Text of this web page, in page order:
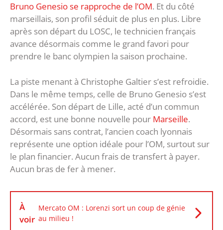
Bruno Genesio se rapproche de l’OM. Et du côté
marseillais, son profil séduit de plus en plus. Libre
après son départ du LOSC, le technicien français
avance désormais comme le grand favori pour
prendre le banc olympien la saison prochaine.
La piste menant à Christophe Galtier s’est refroidie.
Dans le même temps, celle de Bruno Genesio s’est
accélérée. Son départ de Lille, acté d’un commun
accord, est une bonne nouvelle pour Marseille.
Désormais sans contrat, l’ancien coach lyonnais
représente une option idéale pour l’OM, surtout sur
le plan financier. Aucun frais de transfert à payer.
Aucun bras de fer à mener.
À
voir
Mercato OM : Lorenzi sort un coup de génie
au milieu !